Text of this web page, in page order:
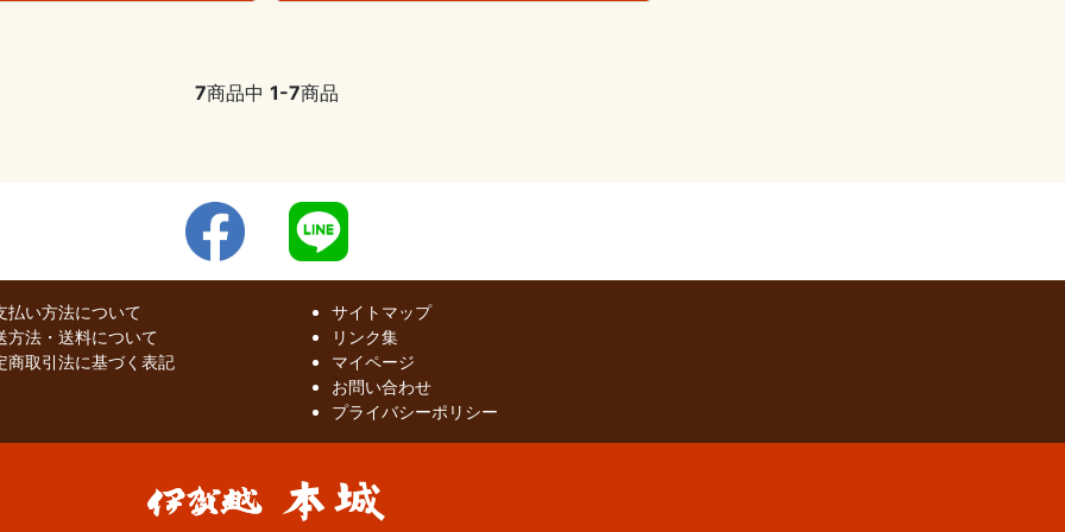
7商品中 1-7商品
払い方法について
方法・送料について
商取引法に基づく表記
サイトマップ
リンク集
マイページ
お問い合わせ
プライバシーポリシー